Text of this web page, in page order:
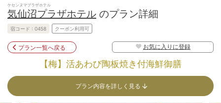
ケセンヌマプラザホテル
気仙沼プラザホテル のプラン詳細
宿コード : 0458 クーポン利用可
プラン一覧へ戻る お気に入りに登録
【梅】活あわび陶板焼き付海鮮御膳
プラン内容を詳しく見る